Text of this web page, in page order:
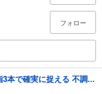
フォロー
本で確実に捉える 不調...